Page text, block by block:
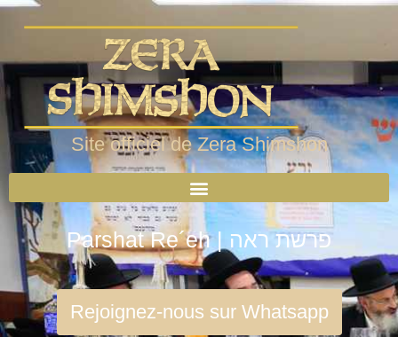
Site officiel de Zera Shimshon
Parshat Re´eh | פרשת ראה
Rejoignez-nous sur Whatsapp